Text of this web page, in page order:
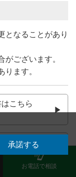
となることがあり
ございます。
ます。
こちら
の声をご紹介
お電話で相談
承諾する